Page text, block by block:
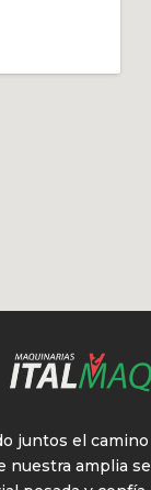
juntos el
nuestra amplia